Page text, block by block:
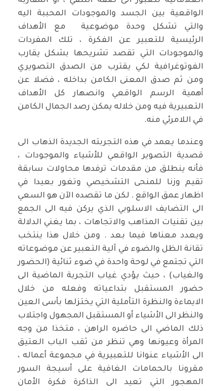
الواقعية بين الجسد والموجودات المحببة اليه
والتي تشكل وحدة موضوعية مع الأهداف
الرئيسية للتعبير عن الفكرة ، تلك المفردات
والموجودات التي تقصد تشريحها بشكل يقارب
الفوتوغرافية لكي يقترب من الصدق التصويري
ومن ثم صدق المعنى الكامن بداخله ، فضلا عن
أهمية الرسم الواقعي وانصهار كل الأهداف
التعبيرية فيه ومن خلاله يمكن رصد الجمال الكامن
في اللامرئي منه.
وعندما يعمد في هذه التجربته الجديدة الذهاب الى
قصدية التصوير الواقعي للأشياء والموجودات ،
فأنه ينطلق من مقدمات ترفدها محاولات سابقة
تقيم وزنا للمنحى التشخيصي وتغور بعيدا في
اظهار عمق الواقع . لكن ما تقصده الآن هو السعي
الى التضايف الاسلوبي الذي يركن فيه الى الجمع
بين تقنيات المذاهب والاتجاهات ، بما يغني الدلالة
ويعدد معناها فيما بعد . ومن خلال هذا ينتخب
تقانة الظل والضوء في آلية التعبير عن موضوعاته
التي تجتمع في لوحة واحدة في ضوء ثنائية (الحضور
والغياب) ، حيث يؤدي غياب التجربة الماضية الى
حضور المستقبل بتداعياته وفعله من خلال
الايماءة والنظرة التأملية التي يختزلها بأسى العين
والنظر الى الأشياء أو المستقبل المجهول واجتلاب
ذلك الماضي الى حاضره الراهن ، متخذا من وجه
المرأة وعيونها وهي تنظر من ثقب الباب العتيق
الى الأشياء عنوانا للتعبيرية في مجموعة أعماله ،
مقرونا بالحمامات الغافية على أسيجة السور
المهجور التي تعيد الى الذاكرة فكرة الأمان